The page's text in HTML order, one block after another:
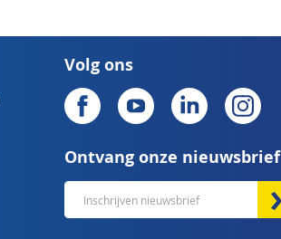
Volg ons
Ontvang onze nieuwsbrief
Abonneer
u